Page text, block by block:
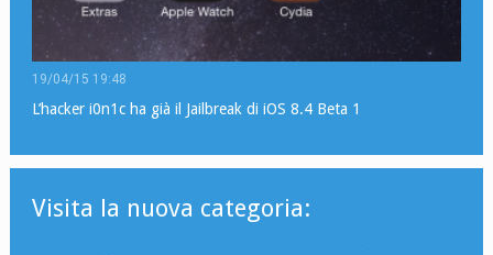
19/04/15 19:48
L’hacker i0n1c ha già il Jailbreak di iOS 8.4 Beta 1
Visita la nuova categoria: